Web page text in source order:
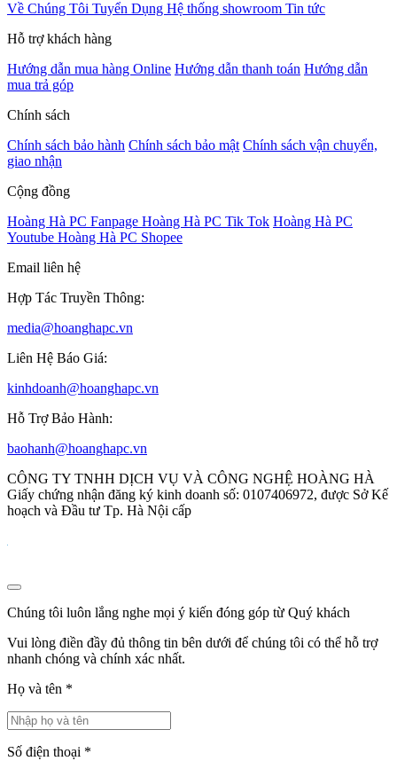
Về Chúng Tôi Tuyển Dụng Hệ thống showroom Tin tức
Hỗ trợ khách hàng
Hướng dẫn mua hàng Online Hướng dẫn thanh toán Hướng dẫn
mua trả góp
Chính sách
Chính sách bảo hành Chính sách bảo mật Chính sách vận chuyển,
giao nhận
Cộng đồng
Hoàng Hà PC Fanpage Hoàng Hà PC Tik Tok Hoàng Hà PC
Youtube Hoàng Hà PC Shopee
Email liên hệ
Hợp Tác Truyền Thông:
media@hoanghapc.vn
Liên Hệ Báo Giá:
kinhdoanh@hoanghapc.vn
Hỗ Trợ Bảo Hành:
baohanh@hoanghapc.vn
CÔNG TY TNHH DỊCH VỤ VÀ CÔNG NGHỆ HOÀNG HÀ
Giấy chứng nhận đăng ký kinh doanh số: 0107406972, được Sở Kế
hoạch và Đầu tư Tp. Hà Nội cấp
Chúng tôi luôn lắng nghe mọi ý kiến đóng góp từ Quý khách
Vui lòng điền đầy đủ thông tin bên dưới để chúng tôi có thể hỗ trợ
nhanh chóng và chính xác nhất.
Họ và tên *
Số điện thoại *